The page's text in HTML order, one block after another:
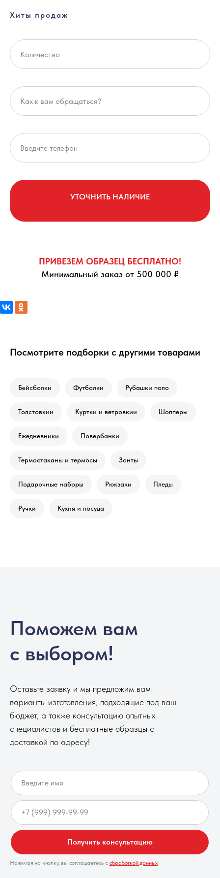
Хиты продаж
УТОЧНИТЬ НАЛИЧИЕ
ПРИВЕЗЕМ ОБРАЗЕЦ БЕСПЛАТНО!
Минимальный заказ от 500 000 ₽
Посмотрите подборки с другими товарами
Бейсболки Футболки Рубашки поло
Толстовкии Куртки и ветровкии Шопперы
Ежедневники Повербанки
Термостаканы и термосы Зонты
Подарочные наборы Рюкзаки Пледы
Ручки Кухня и посуда
Поможем вам
с выбором!
Оставьте заявку и мы предложим вам
варианты изготовления, подходящие под ваш
бюджет, а также консультацию опытных
специалистов и бесплатные образцы с
доставкой по адресу!
Получить консультацию
Нажимая на кнопку, вы соглашаетесь с обработкой данных